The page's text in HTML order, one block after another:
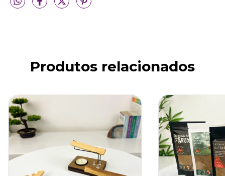
Produtos relacionados